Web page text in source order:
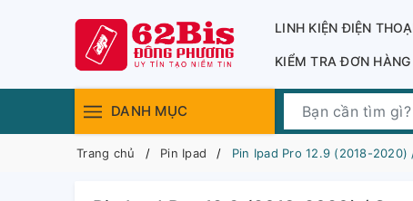
LINH KIỆN ĐIỆN
KIỂM TRA ĐƠN HÀNG
DANH MỤC
Trang chủ Pin Ipad Pin Ipad Pro 12.9 (2018-